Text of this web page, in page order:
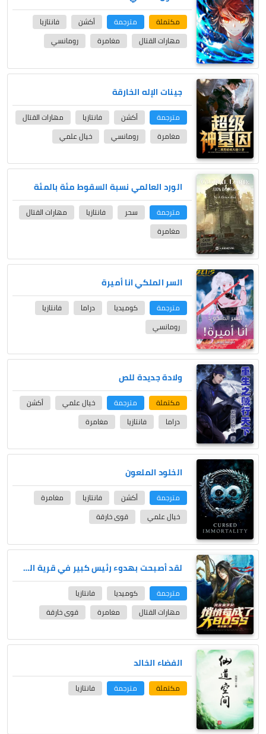
مكتملة مترجمة أكشن
فانتازيا
مهارات القتال
مغامرة رومانسي
جينات الإله الخارقة
مترجمة أكشن فانتازيا
مهارات القتال
مغامرة
رومانسي خيال علمي
الورد العالمي نسبة السقوط مئة بالمئة
مترجمة سحر فانتازيا
مهارات القتال
مغامرة
السر الملكي انا أميرة
مترجمة كوميديا دراما
فانتازيا
رومانسي
ولادة جديدة للص
مكتملة مترجمة خيال علمي
أكشن
دراما
فانتازيا مغامرة
الخلود الملعون
مترجمة أكشن فانتازيا
مغامرة
خيال علمي
قوى خارقة
لقد أصبحت بهدوء رئيس كبير في قرية المبتدئين
مترجمة كوميديا
فانتازيا
مهارات القتال
مغامرة قوى خارقة
الفضاء الخالد
مكتملة مترجمة فانتازيا